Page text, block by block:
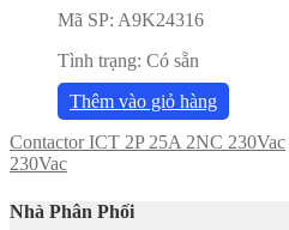
Mã SP: A9K24316
Tình trạng: Có sẵn
Thêm vào giỏ hàng
Contactor ICT 2P 25A 2NC 230Vac
230Vac
Nhà Phân Phối